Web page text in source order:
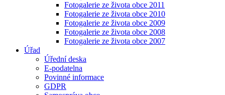
Fotogalerie ze života obce 2011
Fotogalerie ze života obce 2010
Fotogalerie ze života obce 2009
Fotogalerie ze života obce 2008
Fotogalerie ze života obce 2007
Úřad
Úřední deska
E-podatelna
Povinné informace
GDPR